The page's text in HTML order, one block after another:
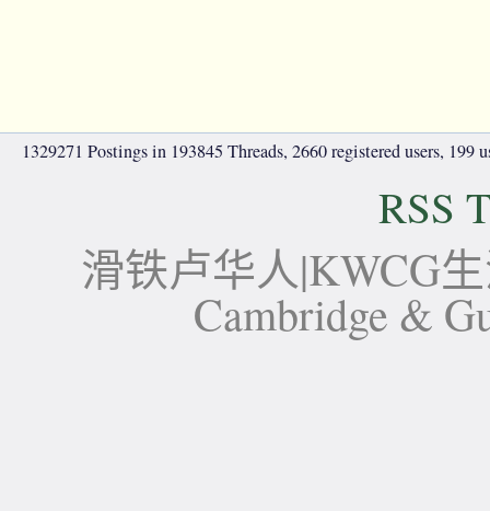
1329271 Postings in 193845 Threads, 2660 registered users, 199
RSS
滑铁卢华人|KWCG
Cambridge &